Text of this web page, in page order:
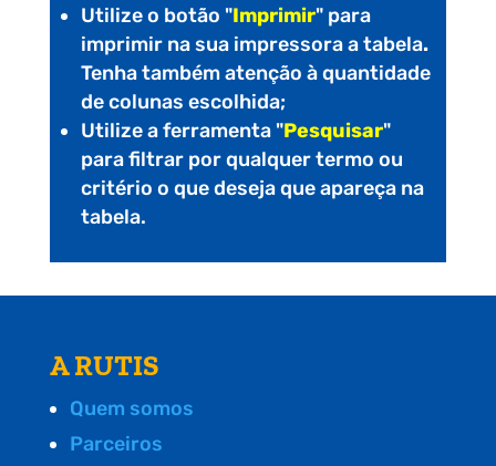
Utilize o botão "Imprimir" para
imprimir na sua impressora a tabela.
Tenha também atenção à quantidade
de colunas escolhida;
Utilize a ferramenta "Pesquisar"
para filtrar por qualquer termo ou
critério o que deseja que apareça na
tabela.
A RUTIS
Quem somos
Parceiros